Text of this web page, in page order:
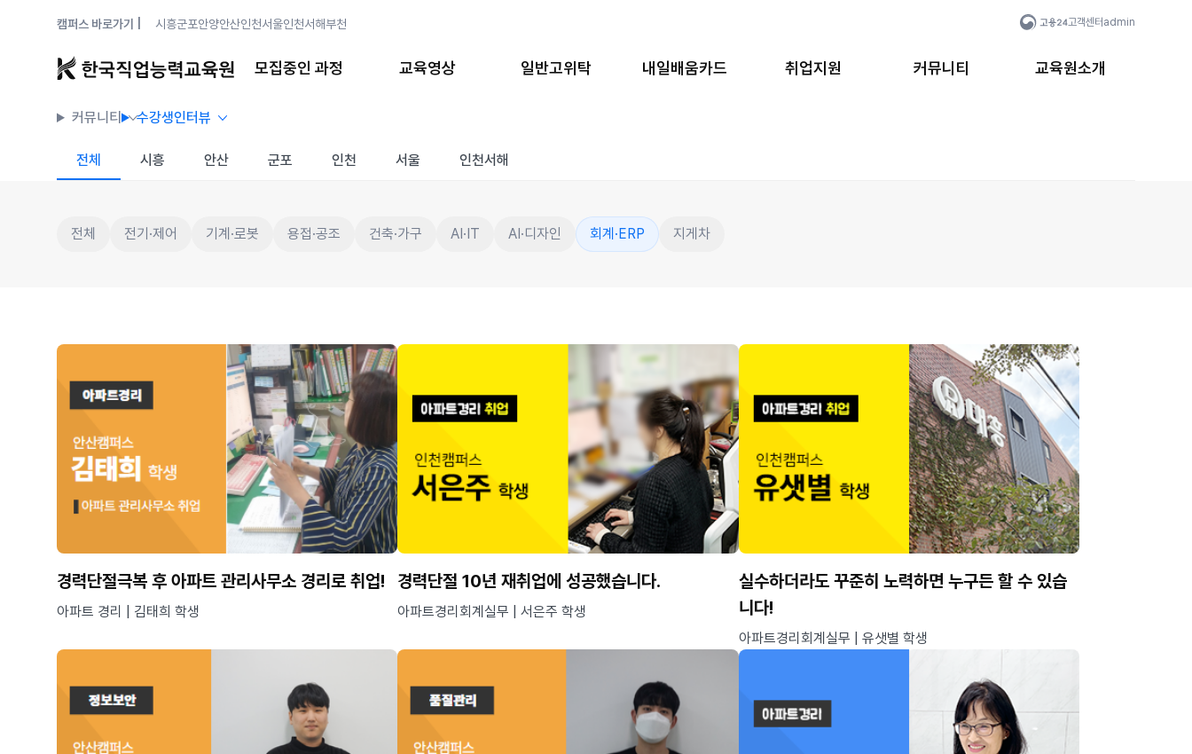
캠퍼스 바로가기 | 시흥군포안양안산인천서울인천서해부천 고객센터 admin
모집중인 과정 교육영상 일반고위탁 내일배움카드 취업지원 커뮤니티 교육원소개
커뮤니티 수강생인터뷰
전체 시흥 안산 군포 인천 서울 인천서해
전체 전기·제어 기계·로봇 용접·공조 건축·가구 AI·IT AI·디자인 회계·ERP 지게차
경력단절극복 후 아파트 관리사무소 경리로 취업!
아파트 경리 | 김태희 학생
경력단절 10년 재취업에 성공했습니다.
아파트경리회계실무 | 서은주 학생
실수하더라도 꾸준히 노력하면 누구든 할 수 있습
니다!
아파트경리회계실무 | 유샛별 학생